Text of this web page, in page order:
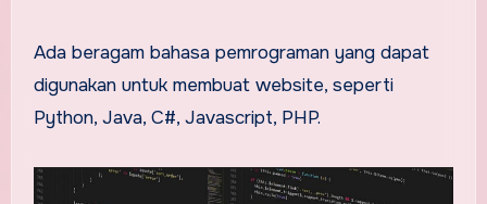
Ada beragam bahasa pemrograman yang dapat
digunakan untuk membuat website, seperti
Python, Java, C#, Javascript, PHP.